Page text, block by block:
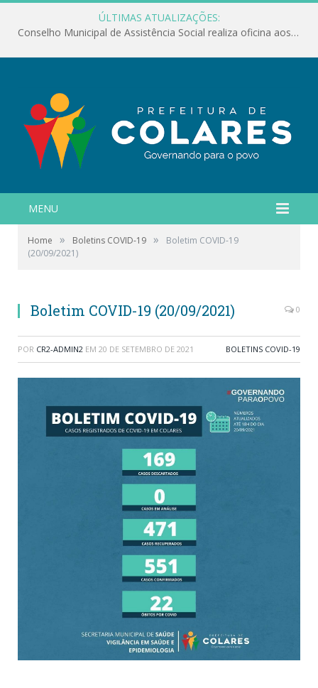
ÚLTIMAS ATUALIZAÇÕES:
Conselho Municipal de Assistência Social realiza oficina aos servidores
MENU
Home » Boletins COVID-19 »
Boletim COVID-19
(20/09/2021)
Boletim COVID-19 (20/09/2021) 0
POR CR2-ADMIN2 EM 20 DE SETEMBRO DE 2021 BOLETINS COVID-19